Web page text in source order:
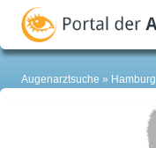
Augenarztsuche Hamburg